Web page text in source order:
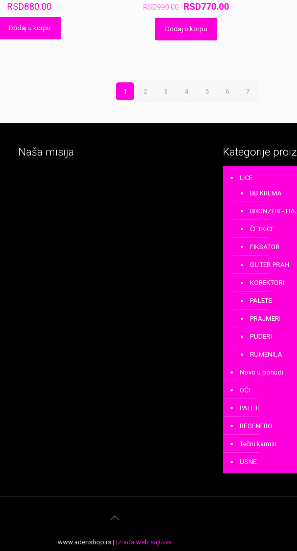
RSD880.00
Dodaj u korpu
RSD990.00 Оригинална
цена
је
била:
RSD770.00Тренутна
Dodaj u korpu
1 2 3 4 5 6 7
Naša misija Kategorije
LICE
BB KREMA
BRONZERI -
ČETKICE
FIKSATOR
GLITER PRAH
KOREKTORI
PALETE
PRAJMERI
PUDERI
RUMENILA
Novo u ponudi
OČI
PALETE
REGENERO
Tečni karmin
USNE
www.adenshop.rs | Izrada web sajtova